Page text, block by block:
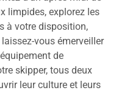
limpides, explorez les
à votre disposition,
vous émerveiller
de
skipper, tous deux
leur culture et leurs